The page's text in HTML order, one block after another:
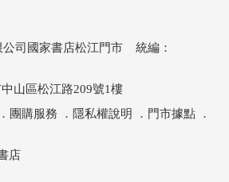
公司國家書店松江門市 統編：
山區松江路209號1樓
． 團購服務 ． 隱私權說明 ． 門市據點 ．
店